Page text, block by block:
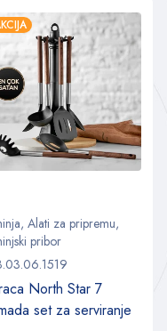
, Alati za pripremu,
pribor
North Star 7
set za serviranje